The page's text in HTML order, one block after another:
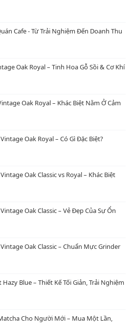
Cafe - Từ Trải Nghiệm Đến Doanh Thu
Oak Royal – Tinh Hoa Gỗ Sồi & Cơ Khí
Oak Royal – Khác Biệt Nằm Ở Cảm
Oak Royal – Có Gì Đặc Biệt?
Oak Classic vs Royal – Khác Biệt
Oak Classic – Vẻ Đẹp Của Sự Ổn
Oak Classic – Chuẩn Mực Grinder
Blue – Thiết Kế Tối Giản, Trải Nghiệm
Cho Người Mới – Mua Một Lần,